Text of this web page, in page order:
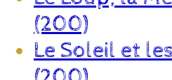
(200)
Le Soleil et